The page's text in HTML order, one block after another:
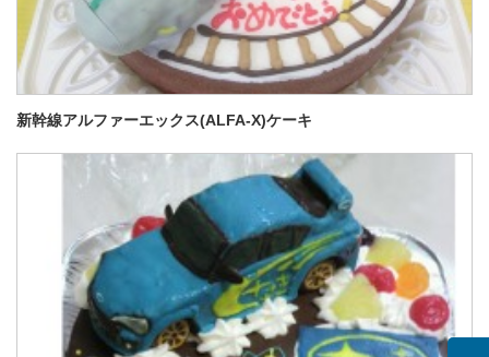
新幹線アルファーエックス(ALFA-X)ケーキ